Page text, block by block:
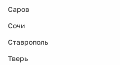
Саров
Сочи
Ставрополь
Тверь